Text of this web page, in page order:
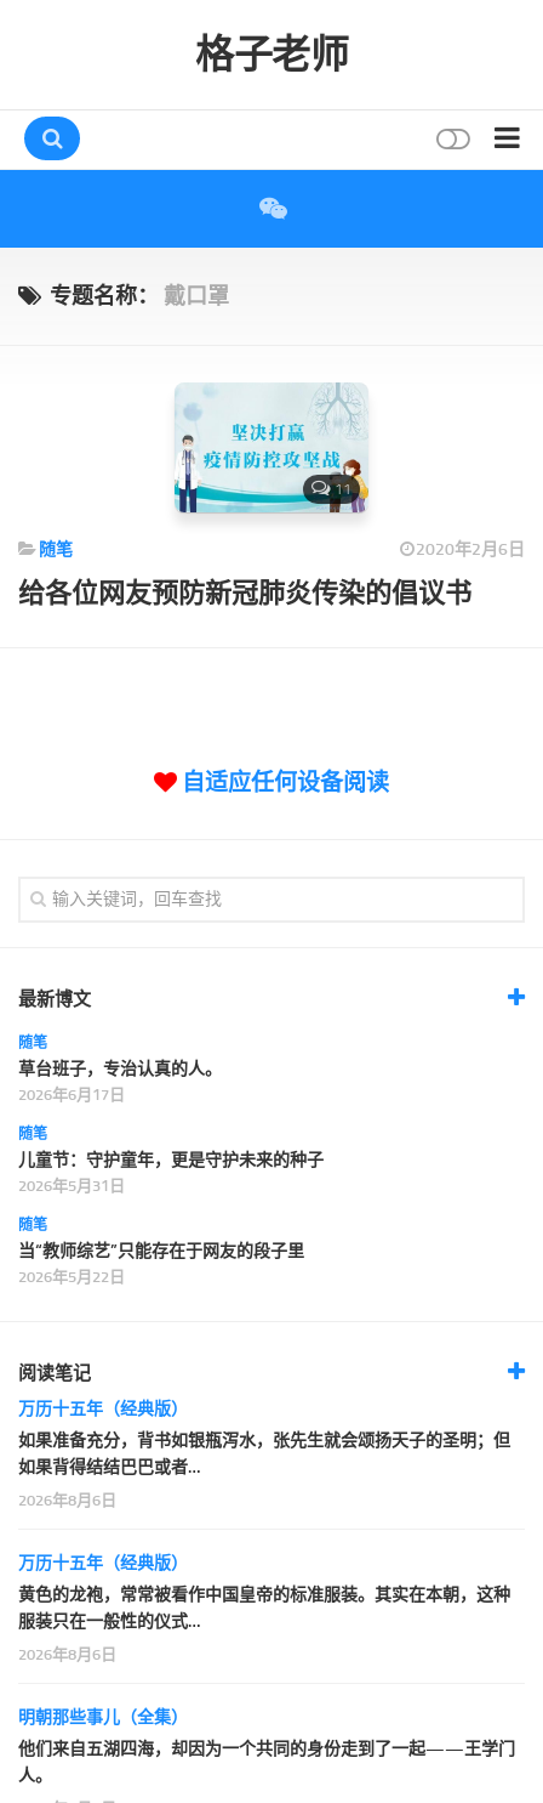
格子老师
互动
标签
论坛
专题名称： 戴口罩
11
随笔 2020年2月6日
给各位网友预防新冠肺炎传染的倡议书
自适应任何设备阅读
最新博文
随笔
草台班子，专治认真的人。
2026年6月17日
随笔
儿童节：守护童年，更是守护未来的种子
2026年5月31日
随笔
当“教师综艺”只能存在于网友的段子里
2026年5月22日
阅读笔记
万历十五年（经典版）
如果准备充分，背书如银瓶泻水，张先生就会颂扬天子的圣明；但
如果背得结结巴巴或者…
2026年8月6日
万历十五年（经典版）
黄色的龙袍，常常被看作中国皇帝的标准服装。其实在本朝，这种
服装只在一般性的仪式…
2026年8月6日
明朝那些事儿（全集）
他们来自五湖四海，却因为一个共同的身份走到了一起——王学门
人。